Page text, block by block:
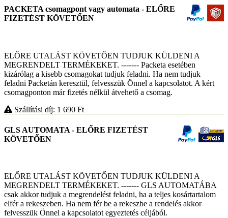
PACKETA csomagpont vagy automata - ELŐRE
FIZETÉST KÖVETŐEN
ELŐRE UTALÁST KÖVETŐEN TUDJUK KÜLDENI A
MEGRENDELT TERMÉKEKET. ------- Packeta esetében
kizárólag a kisebb csomagokat tudjuk feladni. Ha nem tudjuk
feladni Packetán keresztül, felvesszük Önnel a kapcsolatot. A kért
csomagponton már fizetés nélkül átvehető a csomag.
Szállítási díj: 1 690 Ft
GLS AUTOMATA - ELŐRE FIZETÉST
KÖVETŐEN
ELŐRE UTALÁST KÖVETŐEN TUDJUK KÜLDENI A
MEGRENDELT TERMÉKEKET. ------- GLS AUTOMATÁBA
csak akkor tudjuk a megrendelést feladni, ha a teljes kosártartalom
elfér a rekeszeben. Ha nem fér be a rekeszbe a rendelés akkor
felvesszük Önnel a kapcsolatot egyeztetés céljából.